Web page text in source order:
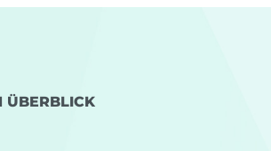
ÜBERBLICK